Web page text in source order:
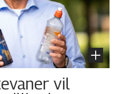
vil